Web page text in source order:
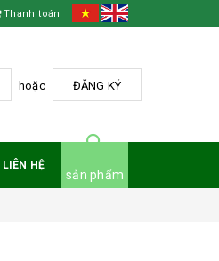
Thanh toán
hoặc ĐĂNG KÝ
LIÊN HỆ
sản phẩm